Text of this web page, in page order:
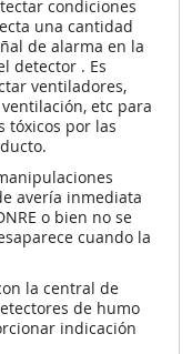
condiciones
una cantidad
de alarma en la
detector . Es
ventiladores,
etc para
tóxicos por las
avería inmediata
o bien no se
cuando la
la central de
de humo
indicación